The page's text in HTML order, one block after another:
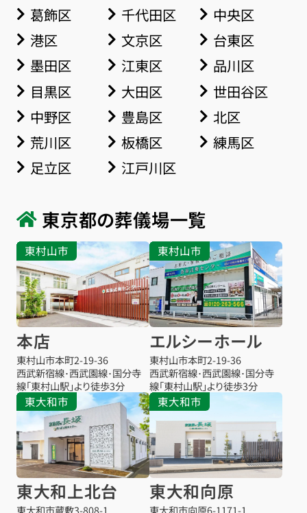
葛飾区
千代田区
中央区
港区
文京区
台東区
墨田区
江東区
品川区
目黒区
大田区
世田谷区
中野区
豊島区
北区
荒川区
板橋区
練馬区
足立区
江戸川区
東京都の葬儀場一覧
東村山市
本店
東村山市本町2-19-36
西武新宿線･西武園線･国分寺
線「東村山駅」より徒歩3分
東村山市
エルシーホール
東村山市本町2-19-36
西武新宿線･西武園線･国分寺
線「東村山駅」より徒歩3分
東大和市
東大和上北台
東大和市
東大和向原